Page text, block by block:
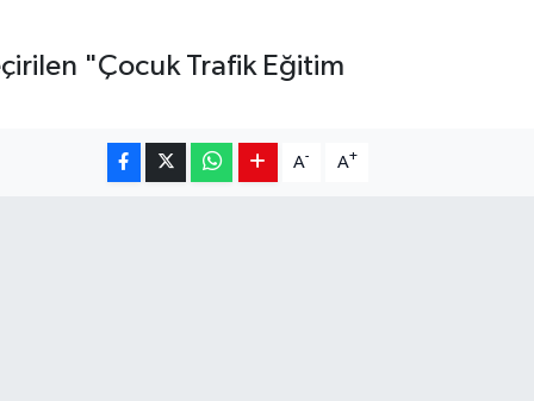
"Çocuk Trafik Eğitim
A- A+